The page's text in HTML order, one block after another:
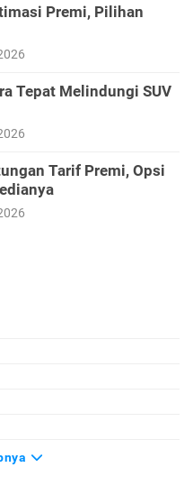
Premi, Pilihan
Tepat Melindungi SUV
Tarif Premi, Opsi